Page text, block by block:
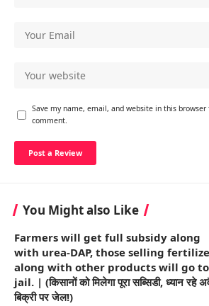
Save my name, email, and website in this
comment.
You Might also Like
Farmers will get full subsidy along
with urea-DAP, those selling
along with other products will go to
jail. | (किसानों को मिलेगा पूरा सब्सिडी, ध्यान रहे
बिक्री पर जेल!)